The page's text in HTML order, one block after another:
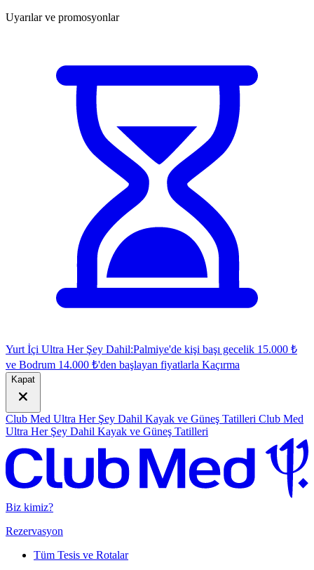
Uyarılar ve promosyonlar
Yurt İçi Ultra Her Şey Dahil:Palmiye'de kişi başı gecelik 15.000 ₺
ve Bodrum 14.000 ₺'den başlayan fiyatlarla Kaçırma
Kapat
Club Med Ultra Her Şey Dahil Kayak ve Güneş Tatilleri Club Med
Ultra Her Şey Dahil Kayak ve Güneş Tatilleri
Biz kimiz?
Rezervasyon
Tüm Tesis ve Rotalar